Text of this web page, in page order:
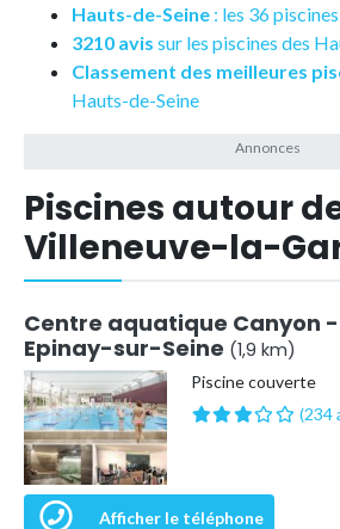
Hauts-de-Seine : les 36 piscines
3210 avis sur les piscines des
Classement des meilleures
Hauts-de-Seine
Piscines autour
Villeneuve-la-
Centre aquatique Canyon -
Epinay-sur-Seine (1,9 km)
Piscine couverte
(234
Afficher le téléphone